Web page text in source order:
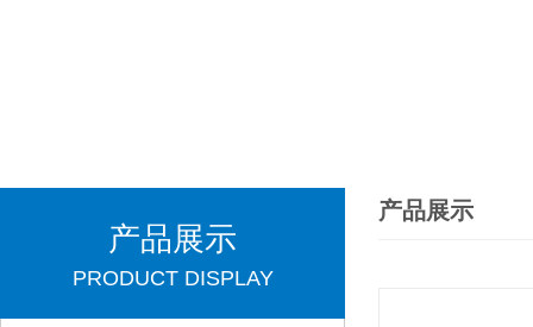
产品展示
PRODUCT DISPLAY
产品展示